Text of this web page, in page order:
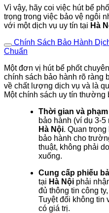
Vì vậy, hãy coi việc hút bể
trọng trong việc bảo vệ ngôi
với một dịch vụ uy tín tại Hà
Chính Sách Bảo Hành
Chuẩn
Một đơn vị hút bể phốt
chính sách bảo hành rõ ràng
về chất lượng dịch vụ và là
Một chính sách uy tín thường
Thời gian và
bảo hành (ví dụ 3-
Hà Nội. Quan
bảo hành cho
thuật, không phải
xuống.
Cung cấp phiếu
tại Hà Nội phải
đủ thông tin công
Tuyệt đối không tin
có giá trị.